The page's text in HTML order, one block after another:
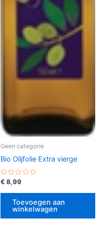
Geen categorie
Bio Olijfolie Extra vierge
Gewaardeerd
uit
€ 8,99
Toevoegen aan
winkelwagen